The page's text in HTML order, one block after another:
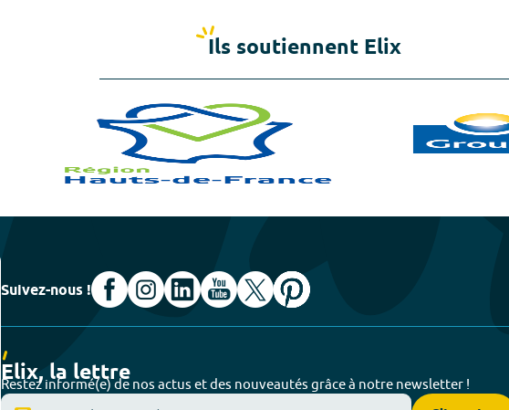
Ils soutiennent Elix
Suivez-nous !
Elix, la lettre
Restez informé(e) de nos actus et des nouveautés grâce à notre newsletter !